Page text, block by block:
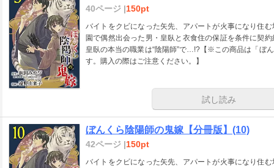
40ページ |150pt
バイトをクビになった矢先、アパートが火事になり住
園で偶然出会った男・皇臥と衣食住の保証を条件に契
皇臥の本当の職業は“陰陽師”で…!?【※この商品は「ぼ
す。購入の際はご注意ください。】
試し読み
ぼんくら陰陽師の鬼嫁【分冊版】(10)
42ページ |150pt
バイトをクビになった矢先、アパートが火事になり住